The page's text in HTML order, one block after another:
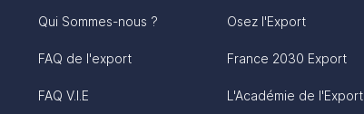
Qui Sommes-nous ?
FAQ de l'export
FAQ V.I.E
Osez l'Export
France 2030 Export
L'Académie de l'Export